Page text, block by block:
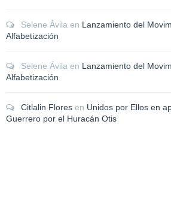
Selene Ávila en Lanzamiento del
Alfabetización
Selene Ávila en Lanzamiento del
Alfabetización
Citlalin Flores en Unidos por Ellos en
Guerrero por el Huracán Otis